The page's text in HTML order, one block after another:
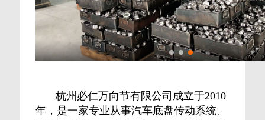
杭州必仁万向节有限公司成立于2010
年，是一家专业从事汽车底盘传动系统、